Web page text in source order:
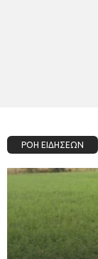
ΡΟΗ ΕΙΔΗΣΕΩΝ